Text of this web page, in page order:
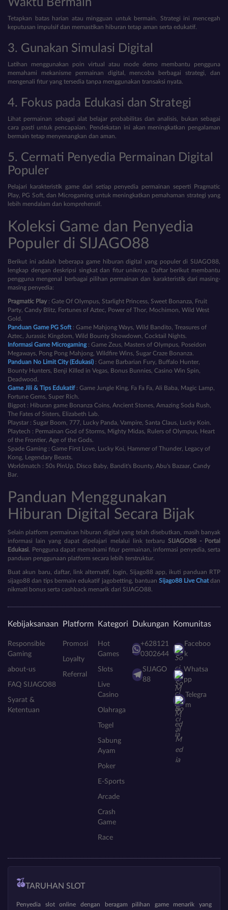
Waktu Bermain
Tetapkan batas harian atau mingguan untuk bermain. Strategi ini mencegah
keputusan impulsif dan memastikan hiburan tetap aman serta edukatif.
3. Gunakan Simulasi Digital
Latihan menggunakan poin virtual atau mode demo membantu pengguna
memahami mekanisme permainan digital, mencoba berbagai strategi, dan
mengenali fitur yang tersedia tanpa menggunakan transaksi nyata.
4. Fokus pada Edukasi dan Strategi
Lihat permainan sebagai alat belajar probabilitas dan analisis, bukan sebagai
cara pasti untuk pencapaian. Pendekatan ini akan meningkatkan pengalaman
bermain tetap menyenangkan dan aman.
5. Cermati Penyedia Permainan Digital
Populer
Pelajari karakteristik game dari setiap penyedia permainan seperti Pragmatic
Play, PG Soft, dan Microgaming untuk meningkatkan pemahaman strategi yang
lebih mendalam dan komprehensif.
Koleksi Game dan Penyedia
Populer di SIJAGO88
Berikut ini adalah beberapa game hiburan digital yang populer di SIJAGO88,
lengkap dengan deskripsi singkat dan fitur uniknya. Daftar berikut membantu
pengguna mengenal berbagai pilihan permainan dan karakteristik dari masing-
masing penyedia:
Pragmatic Play: Gate Of Olympus, Starlight Princess, Sweet Bonanza, Fruit
Party, Candy Blitz, Fortunes of Aztec, Power of Thor, Mochimon, Wild West
Gold.
Panduan Game PG Soft: Game Mahjong Ways, Wild Bandito, Treasures of
Aztec, Jurassic Kingdom, Wild Bounty Showdown, Cocktail Nights.
Informasi Game Microgaming: Game Zeus, Masters of Olympus, Poseidon
Megaways, Pong Pong Mahjong, Wildfire Wins, Sugar Craze Bonanza.
Panduan No Limit City (Edukasi) : Game Barbarian Fury, Buffalo Hunter,
Bounty Hunters, Benji Killed in Vegas, Bonus Bunnies, Casino Win Spin,
Deadwood.
Game Jili & Tips Edukatif: Game Jungle King, Fa Fa Fa, Ali Baba, Magic Lamp,
Fortune Gems, Super Rich.
Bigpot : Hiburan game Bonanza Coins, Ancient Stones, Amazing Soda Rush,
The Fates of Sisters, Elizabeth Lab.
Playstar : Sugar Boom, 777, Lucky Panda, Vampire, Santa Claus, Lucky Koin.
Playtech : Permainan God of Storms, Mighty Midas, Rulers of Olympus, Heart
of the Frontier, Age of the Gods.
Spade Gaming : Game First Love, Lucky Koi, Hammer of Thunder, Legacy of
Kong, Legendary Beasts.
Worldmatch : 50s PinUp, Disco Baby, Bandit's Bounty, Abu's Bazaar, Candy
Bar.
Panduan Menggunakan
Hiburan Digital Secara Bijak
Selain platform permainan hiburan digital yang telah disebutkan, masih banyak
informasi lain yang dapat dipelajari melalui link terbaru SIJAGO88 - Portal
Edukasi. Pengguna dapat memahami fitur permainan, informasi penyedia, serta
panduan penggunaan platform secara lebih terstruktur.
Buat akun baru, daftar, link alternatif, login, Sijago88 app, ikuti panduan RTP
sijago88 dan tips bermain edukatif jagobetting, bantuan Sijago88 Live Chatdan
nikmati bonus serta cashback menarik dari SIJAGO88.
Kebijaksanaan
Responsible
Gaming
about-us
FAQ SIJAGO88
Syarat &
Ketentuan
Platform
Promosi
Loyalty
Referral
Kategori
Hot
Games
Slots
Live
Casino
Olahraga
Togel
Sabung
Ayam
Poker
E-Sports
Arcade
Crash
Game
Race
Dukungan
+628121
0302644
SIJAGO
88
Komunitas
Faceboo
k
Whatsa
pp
Telegra
m
TARUHAN SLOT
Penyedia slot online dengan beragam pilihan game menarik yang